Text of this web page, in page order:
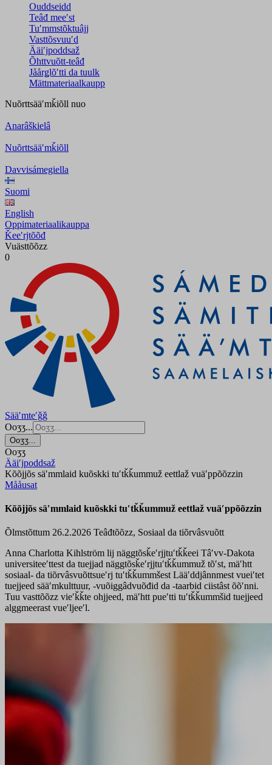
Ouddseidd
Teâđ meeʹst
Tuʹmmstõktuâjj
Vasttõsvuuʹd
Ääiʹjpoddsaž
Õhttvuõtt-teâđ
Jåårǥlõʹtti da tuulk
Mättmateriaalkaupp
Nuõrttsääʹmǩiõll nuo
Anarâškielâ
Nuõrttsääʹmǩiõll
Davvisámegiella
Suomi
English
Oppimateriaalikauppa
Ǩeeʹrjtõõđ
Vuästtõõzz
0
Sääʹmteʹǧǧ
Ooʒʒ...
Ooʒʒ...
Ooʒʒ
Ääiʹjpoddsaž
Kõõjjõs säʹmmlaid kuõskki tuʹtǩǩummuž eettlaž vuäʹppõõzzin
Mååusat
Kõõjjõs säʹmmlaid kuõskki tuʹtǩǩummuž eettlaž vuäʹppõõzzin
Õlmstõttum 26.2.2026 Teâđtõõzz, Sosiaal da tiõrvâsvuõtt
Anna Charlotta Kihlström lij näggtõsǩeʹrjjtuʹtǩǩeei Tâʹvv-Dakota
universiteeʹttest da tuejjad näggtõsǩeʹrjjtuʹtǩǩummuž tõʹst, mäʹhtt
sosiaal- da tiõrvâsvuõttsueʹrj tuʹtǩǩummšest Lääʹddjânnmest vueiʹtet
tuejjeed sääʹmkulttuur, -vuõiggâdvuõđid da -taarbid ciistâst õõʹnni.
Tuu vasttõõzz vieʹǩǩte ohjjeed, mäʹhtt pueʹtti tuʹtǩǩummšid tuejjeed
alggmeerast vueʹljeeʹl.